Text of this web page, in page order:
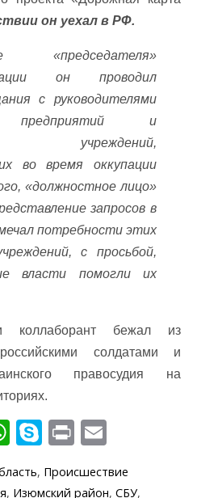
он уехал в РФ.
он проводил
с руководителями
предприятий и
учреждений,
во время оккупации
«должностное лицо»
запросов в
потребности этих
с просьбой,
власти помогли их
коллаборант бежал из
солдатами и
правосудия на
W
at
S
y
Pr
t ai
, Происшествие
, Изюмский район, СБУ,